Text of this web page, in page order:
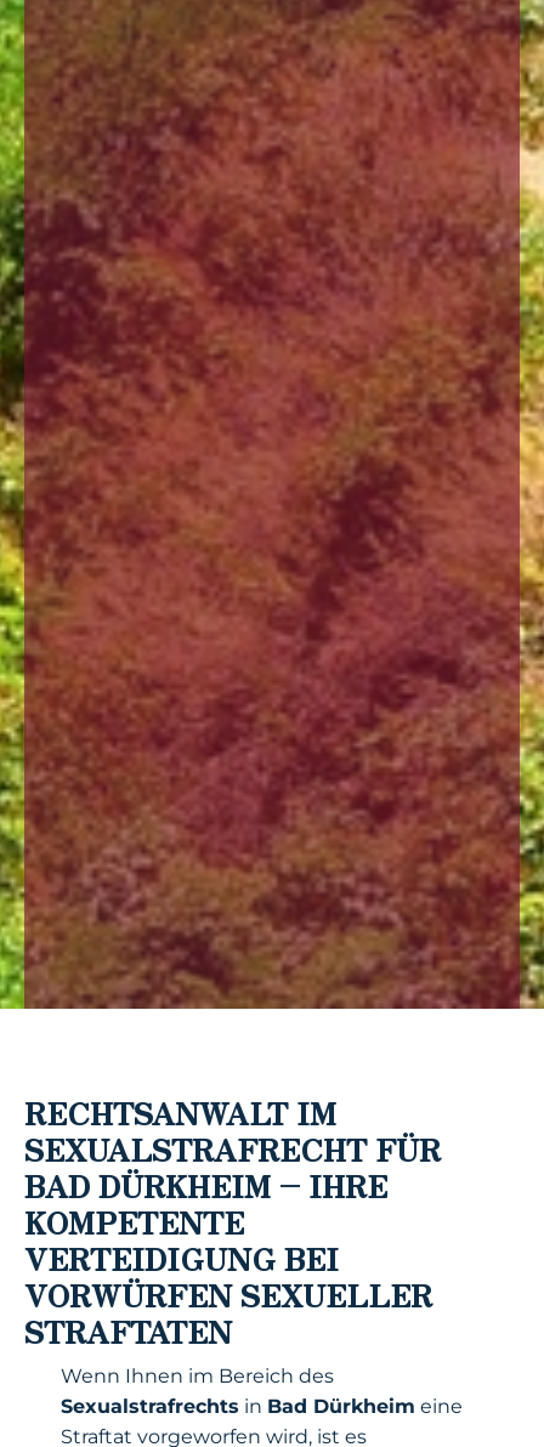
RECHTSANWALT IM
SEXUALSTRAFRECHT FÜR
BAD DÜRKHEIM – IHRE
KOMPETENTE
VERTEIDIGUNG BEI
VORWÜRFEN SEXUELLER
STRAFTATEN
Wenn Ihnen im Bereich des
Sexualstrafrechts in Bad Dürkheim eine
Straftat vorgeworfen wird, ist es